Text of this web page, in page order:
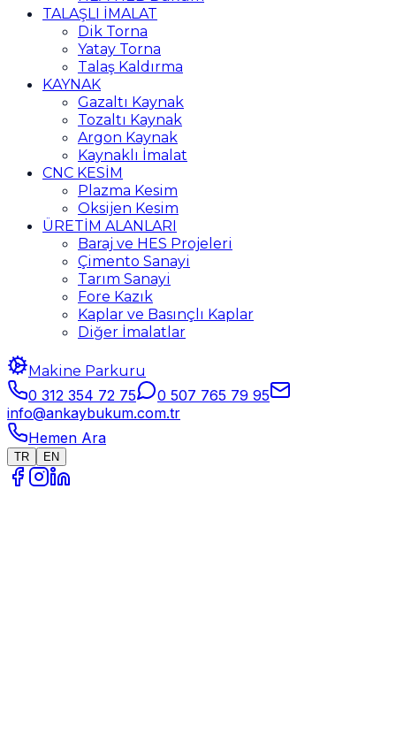
TALAŞLI İMALAT
Dik Torna
Yatay Torna
Talaş Kaldırma
KAYNAK
Gazaltı Kaynak
Tozaltı Kaynak
Argon Kaynak
Kaynaklı İmalat
CNC KESİM
Plazma Kesim
Oksijen Kesim
ÜRETİM ALANLARI
Baraj ve HES Projeleri
Çimento Sanayi
Tarım Sanayi
Fore Kazık
Kaplar ve Basınçlı Kaplar
Diğer İmalatlar
Makine Parkuru
0 312 354 72 75
0 507 765 79 95
info@ankaybukum.com.tr
Hemen Ara
TR EN